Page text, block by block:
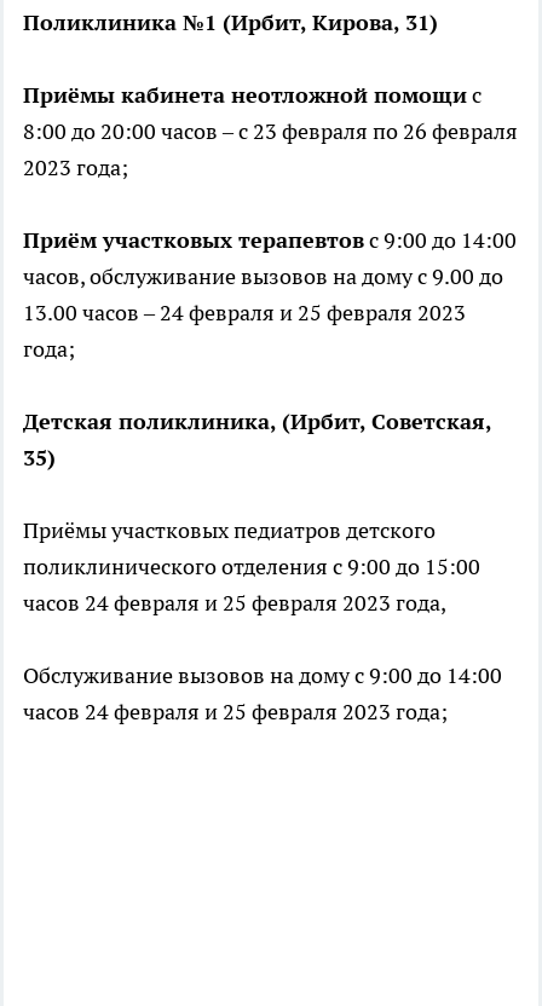
Поликлиника №1 (Ирбит, Кирова, 31)
Приёмы кабинета неотложной помощис
8:00 до 20:00 часов – с 23 февраля по 26 февраля
2023 года;
Приём участковых терапевтовс 9:00 до 14:00
часов, обслуживание вызовов на дому с 9.00 до
13.00 часов – 24 февраля и 25 февраля 2023
года;
Детская поликлиника, (Ирбит, Советская,
35)
Приёмы участковых педиатров детского
поликлинического отделения с 9:00 до 15:00
часов 24 февраля и 25 февраля 2023 года,
Обслуживание вызовов на дому с 9:00 до 14:00
часов 24 февраля и 25 февраля 2023 года;